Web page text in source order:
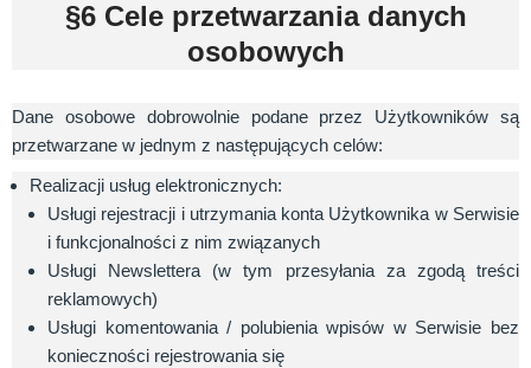
§6 Cele przetwarzania danych
osobowych
Dane osobowe dobrowolnie podane przez Użytkowników są
przetwarzane w jednym z następujących celów:
Realizacji usług elektronicznych:
Usługi rejestracji i utrzymania konta Użytkownika w Serwisie
i funkcjonalności z nim związanych
Usługi Newslettera (w tym przesyłania za zgodą treści
reklamowych)
Usługi komentowania / polubienia wpisów w Serwisie bez
konieczności rejestrowania się